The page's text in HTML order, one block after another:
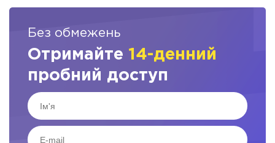
Без обмежень
Отримайте 14-денний
пробний доступ